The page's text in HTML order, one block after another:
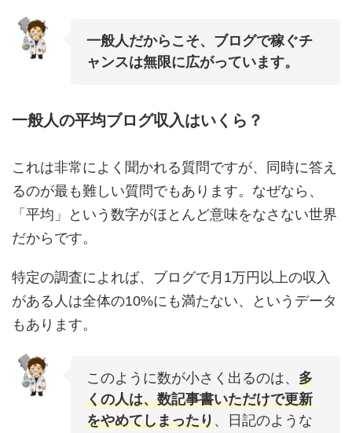
一般人だからこそ、ブログで稼ぐチ
ャンスは無限に広がっています。
一般人の平均ブログ収入はいくら？
これは非常によく聞かれる質問ですが、同時に答え
るのが最も難しい質問でもあります。なぜなら、
「平均」という数字がほとんど意味をなさない世界
だからです。
特定の調査によれば、ブログで月1万円以上の収入
がある人は全体の10%にも満たない、というデータ
もあります。
このように数が小さく出るのは、 多
くの人は、数記事書いただけで更新
をやめてしまったり、日記のような